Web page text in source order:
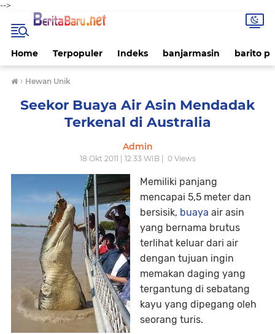
-->
Home Terpopuler Indeks banjarmasin barito
› Hewan Unik
Seekor Buaya Air Asin Mendadak
Terkenal di Australia
Admin
18 Okt 2011 | 12.33 WIB | 0Views
Memiliki panjang
mencapai 5,5 meter dan
bersisik, buaya air asin
yang bernama brutus
terlihat keluar dari air
dengan tujuan ingin
memakan daging yang
tergantung di sebatang
kayu yang dipegang oleh
seorang turis.